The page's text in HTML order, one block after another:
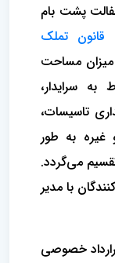
پشت بام
ماده 4 قانون تملک
میزان مساحت
به سرایدار،
تاسیسات‌،
غیره‌ به طور
می‌گردد.
با مدیر
خصوصی